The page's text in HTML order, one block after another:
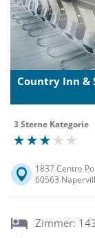
Country Inn &
3 Sterne Kategorie
1837 Centre
60563
Zimmer: